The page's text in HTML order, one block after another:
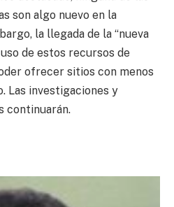
son algo nuevo en la
la llegada de la “nueva
de estos recursos de
ofrecer sitios con menos
Las investigaciones y
continuarán.